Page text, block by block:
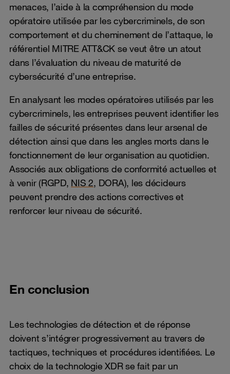
menaces, l’aide à la compréhension du mode
opératoire utilisée par les cybercriminels, de son
comportement et du cheminement de l’attaque, le
référentiel MITRE ATT&CK se veut être un atout
dans l’évaluation du niveau de maturité de
cybersécurité d’une entreprise.
En analysant les modes opératoires utilisés par les
cybercriminels, les entreprises peuvent identifier les
failles de sécurité présentes dans leur arsenal de
détection ainsi que dans les angles morts dans le
fonctionnement de leur organisation au quotidien.
Associés aux obligations de conformité actuelles et
à venir (RGPD, NIS 2, DORA), les décideurs
peuvent prendre des actions correctives et
renforcer leur niveau de sécurité.
En conclusion
Les technologies de détection et de réponse
doivent s’intégrer progressivement au travers de
tactiques, techniques et procédures identifiées. Le
choix de la technologie XDR se fait par un